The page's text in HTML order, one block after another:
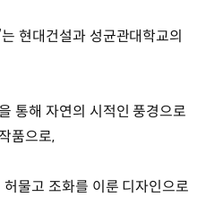
현대건설과 성균관대학교의
통해 자연의 시적인 풍경으로
품으로,
물고 조화를 이룬 디자인으로